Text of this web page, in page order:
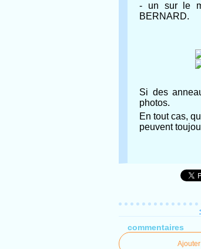
- un sur le
BERNARD.
Si des
photos.
En tout cas,
peuvent
commentaires